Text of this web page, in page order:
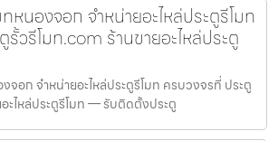
หนองจอก จำหน่ายอะไหล่ประตูรีโมท
วรีโมท.com ร้านขายอะไหล่ประตู
จอก จำหน่ายอะไหล่ประตูรีโมท ครบวงจรที่ ประตู
ะไหล่ประตูรีโมท — รับติดตั้งประตู